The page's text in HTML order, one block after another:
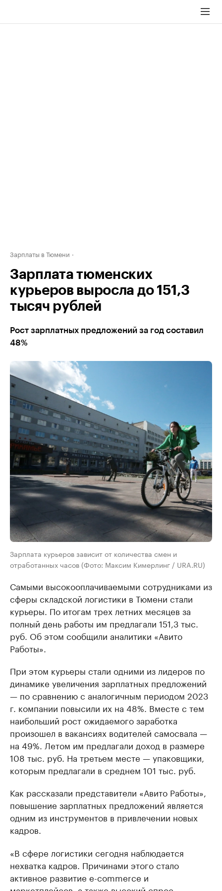
Зарплаты в Тюмени
Зарплата тюменских
курьеров выросла до 151,3
тысяч рублей
Рост зарплатных предложений за год составил
48%
Зарплата курьеров зависит от количества смен и
отработанных часов (Фото: Максим Кимерлинг / URA.RU)
Самыми высокооплачиваемыми сотрудниками из
сферы складской логистики в Тюмени стали
курьеры. По итогам трех летних месяцев за
полный день работы им предлагали 151,3 тыс.
руб. Об этом сообщили аналитики «Авито
Работы».
При этом курьеры стали одними из лидеров по
динамике увеличения зарплатных предложений
— по сравнению с аналогичным периодом 2023
г. компании повысили их на 48%. Вместе с тем
наибольший рост ожидаемого заработка
произошел в вакансиях водителей самосвала —
на 49%. Летом им предлагали доход в размере
108 тыс. руб. На третьем месте — упаковщики,
которым предлагали в среднем 101 тыс. руб.
Как рассказали представители «Авито Работы»,
повышение зарплатных предложений является
одним из инструментов в привлечении новых
кадров.
«В сфере логистики сегодня наблюдается
нехватка кадров. Причинами этого стало
активное развитие e-commerce и